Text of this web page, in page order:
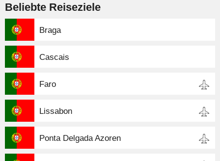
Beliebte Reiseziele
Braga
Cascais
Faro
Lissabon
Ponta Delgada Azoren